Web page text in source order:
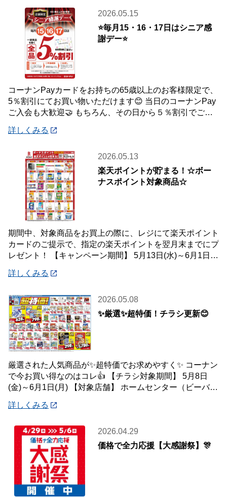
2026.05.15
⭐毎月15・16・17日はシニア感
謝デー⭐
コーナンPayカードをお持ちの65歳以上のお客様限定で、
5％割引にてお買い物いただけます😊 当日のコーナンPay
ご入会も大歓迎🤝 もちろん、その日から５％割引でご利
詳しくみる
2026.05.13
楽天ポイントが貯まる！☆ボー
ナスポイント対象商品☆
期間中、対象商品をお買上の際に、レジにて楽天ポイント
カードのご提示で、指定の楽天ポイントを翌月末までにプ
レゼント！ 【キャンペーン期間】 5月13日(水)～6月1日
詳しくみる
2026.05.08
✨厳選✨超特価！チラシ更新😊
厳選された人気商品が✨超特価でお求めやすく✨ コーナン
で今お買い得なのはコレ👍 【チラシ対象期間】 5月8日
(金)～6月1日(月) 【対象店舗】 ホームセンター（ビーバー
詳しくみる
2026.04.29
価格で全力応援【大感謝祭】🎊